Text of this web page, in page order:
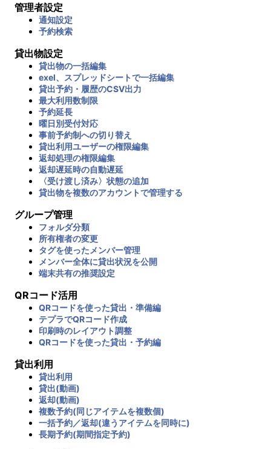
管理者設定
通知設定
予約検索
貸出物設定
貸出物の一括編集
exel、スプレッドシートで一括編集
貸出予約・履歴のCSV出力
最大利用数制限
予約延長
曜日別受付対応
事前予約制への切り替え
貸出利用ユーザーの権限編集
返却処理の権限編集
返却遅延時の自動遅延
〈受け渡し済み〉状態の追加
貸出物を複数のアカウントで管理する
グループ管理
フォルダ分類
所有権者の変更
タグを使ったメンバー管理
メンバー全体に貸出状況を公開
端末共有の推奨設定
QRコード活用
QRコードを使った貸出・準備編
テプラでQRコード作成
印刷時のレイアウト調整
QRコードを使った貸出・予約編
貸出利用
貸出利用
貸出(動画)
返却(動画)
複数予約(同じアイテムを複数個)
一括予約／返却(違うアイテムを同時に)
長期予約(期間指定予約)